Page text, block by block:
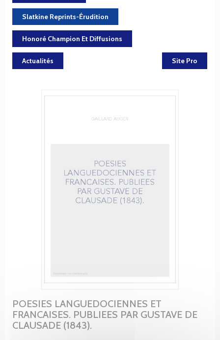
Slatkine Reprints-Érudition
Honoré Champion Et Diffusions
Actualités Site Pro
POESIES LANGUEDOCIENNES ET
FRANCAISES. PUBLIEES PAR GUSTAVE DE
CLAUSADE (1843).